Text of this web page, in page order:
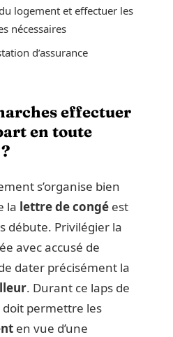
logement et effectuer les
nécessaires
d’assurance
effectuer
en toute
s’organise bien
la lettre de congé est
débute. Privilégier la
avec accusé de
dater précisément la
. Durant ce laps de
permettre les
en vue d’une